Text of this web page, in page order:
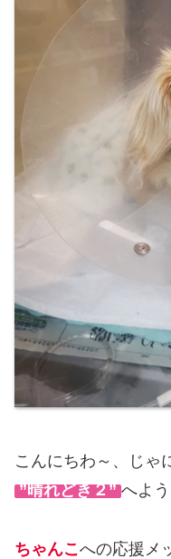
こんにちわ～、じゃ
”晴れどき２” へよ
ちゃんこ への応援メ